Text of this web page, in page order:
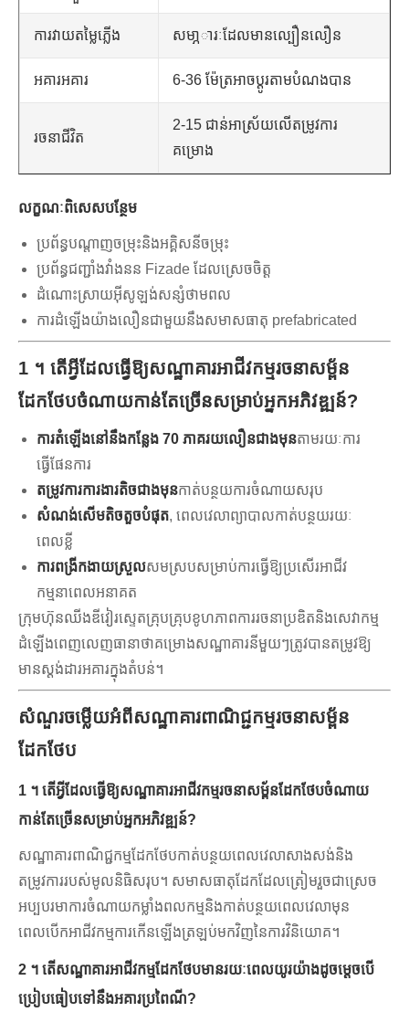
ការវាយតម្លៃភ្លើង សមា្ភារៈដែលមានល្បឿនលឿន
អគារអគារ 6-36 ម៉ែត្រអាចប្ដូរតាមបំណងបាន
រចនាជីវិត
2-15 ជាន់អាស្រ័យលើតម្រូវការ
គម្រោង
លក្ខណៈពិសេសបន្ថែម
ប្រព័ន្ធបណ្តាញចម្រុះនិងអគ្គិសនីចម្រុះ
ប្រព័ន្ធជញ្ជាំងវាំងនន Fizade ដែលស្រេចចិត្ត
ដំណោះស្រាយអ៊ីសូឡង់សន្សំថាមពល
ការដំឡើងយ៉ាងលឿនជាមួយនឹងសមាសធាតុ prefabricated
1 ។ តើអ្វីដែលធ្វើឱ្យសណ្ឋាគារអាជីវកម្មរចនាសម្ព័ន
ដែកថែបចំណាយកាន់តែច្រើនសម្រាប់អ្នកអភិវឌ្ឍន៍?
ការតំឡើងនៅនឹងកន្លែង 70 ភាគរយលឿនជាងមុនតាមរយៈការ
ធ្វើផែនការ
តម្រូវការការងារតិចជាងមុនកាត់បន្ថយការចំណាយសរុប
សំណង់សើមតិចតួចបំផុត, ពេលវេលាព្យាបាលកាត់បន្ថយរយៈ
ពេលខ្លី
ការពង្រីកងាយស្រួលសមស្របសម្រាប់ការធ្វើឱ្យប្រសើរអាជីវ
កម្មនាពេលអនាគត
ក្រុមហ៊ុនឈីងឌីវៀរស្ទេតគ្រុបគ្រុបខូហភាពការរចនាប្រឌិតនិងសេវាកម្ម
ដំឡើងពេញលេញធានាថាគម្រោងសណ្ឋាគារនីមួយៗត្រូវបានតម្រូវឱ្យ
មានស្តង់ដារអគារក្នុងតំបន់។
សំណួរចម្លើយអំពីសណ្ឋាគារពាណិជ្ជកម្មរចនាសម្ព័ន
ដែកថែប
1 ។ តើអ្វីដែលធ្វើឱ្យសណ្ឋាគារអាជីវកម្មរចនាសម្ព័នដែកថែបចំណាយ
កាន់តែច្រើនសម្រាប់អ្នកអភិវឌ្ឍន៍?
សណ្ឋាគារពាណិជ្ជកម្មដែកថែបកាត់បន្ថយពេលវេលាសាងសង់និង
តម្រូវការរបស់មូលនិធិសរុប។ សមាសធាតុដែកដែលត្រៀមរួចជាស្រេច
អប្បបរមាការចំណាយកម្លាំងពលកម្មនិងកាត់បន្ថយពេលវេលាមុន
ពេលបើកអាជីវកម្មការកើនឡើងត្រឡប់មកវិញនៃការវិនិយោគ។
2 ។ តើសណ្ឋាគារអាជីវកម្មដែកថែបមានរយៈពេលយូរយ៉ាងដូចម្តេចបើ
ប្រៀបធៀបទៅនឹងអគារប្រពៃណី?